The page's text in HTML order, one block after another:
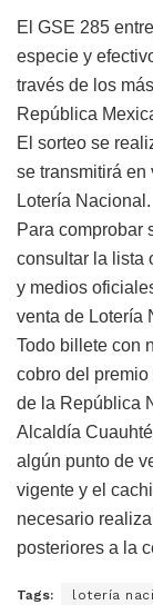
El GSE 285
especie y
través de los
República
El sorteo se
se transmitirá
Lotería Nacional.
Para comprobar
consultar la lista
y medios
venta de Lotería
Todo billete con
cobro del
de la República
Alcaldía
algún punto de
vigente y el
necesario
posteriores a la
Tags: lotería